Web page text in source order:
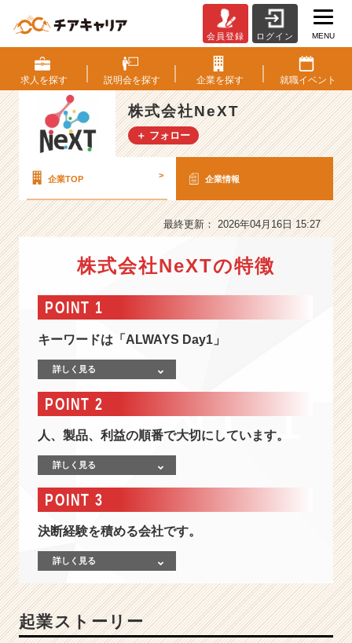
式
会
社
N
e
X
T
報
-
【新
期
生】
す
る
X
パ
ニ
ー」
を
指
す
会員登録 ログイン MENU
求人を探す 説明会を探す 企業を探す 就職イベント
株式会社NeXT
＋ フォロー
企業TOP > 企業情報
最終更新： 2026年04月16日 15:27
株式会社NeXTの特徴
POINT 1
キーワードは「ALWAYS Day1」
詳しく見る
POINT 2
人、製品、利益の順番で大切にしています。
詳しく見る
POINT 3
決断経験を積める会社です。
詳しく見る
起業ストーリー